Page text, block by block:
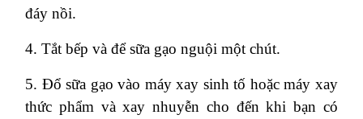
đáy nồi.
4. Tắt bếp và để sữa gạo nguội một chút.
5. Đổ sữa gạo vào máy xay sinh tố hoặc máy xay
thức phẩm và xay nhuyễn cho đến khi bạn có